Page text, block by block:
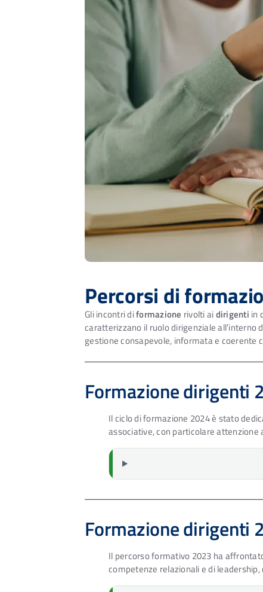
Percorsi di
Gli incontri diformazione rivolti aidirigenti in
caratterizzano il ruolo dirigenziale all’interno
gestione consapevole, informata e coerente
Formazione dirigenti
Il ciclo di formazione 2024 è stato
associative, con particolare attenzione
Formazione dirigenti
Il percorso formativo 2023 ha
competenze relazionali e di